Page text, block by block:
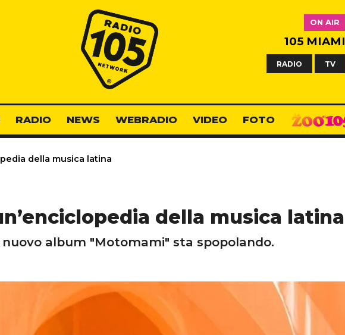
Radio 105
ON AIR
105 MIAMI
RADIO TV
RADIO NEWS WEBRADIO VIDEO FOTO
della musica latina
della musica latina
nuovo album "Motomami" sta spopolando.